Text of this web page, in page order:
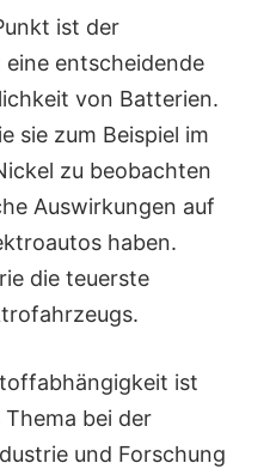
ist der
eine entscheidende
von Batterien.
sie zum Beispiel im
zu beobachten
Auswirkungen auf
haben.
die teuerste
ist
bei der
und Forschung